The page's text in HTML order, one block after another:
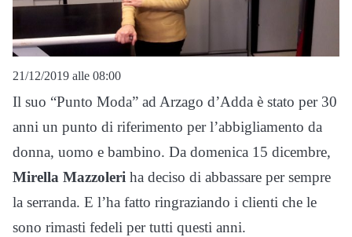
21/12/2019 alle 08:00
Il suo “Punto Moda” ad Arzago d’Adda è stato per 30
anni un punto di riferimento per l’abbigliamento da
donna, uomo e bambino. Da domenica 15 dicembre,
Mirella Mazzoleri ha deciso di abbassare per sempre
la serranda. E l’ha fatto ringraziando i clienti che le
sono rimasti fedeli per tutti questi anni.